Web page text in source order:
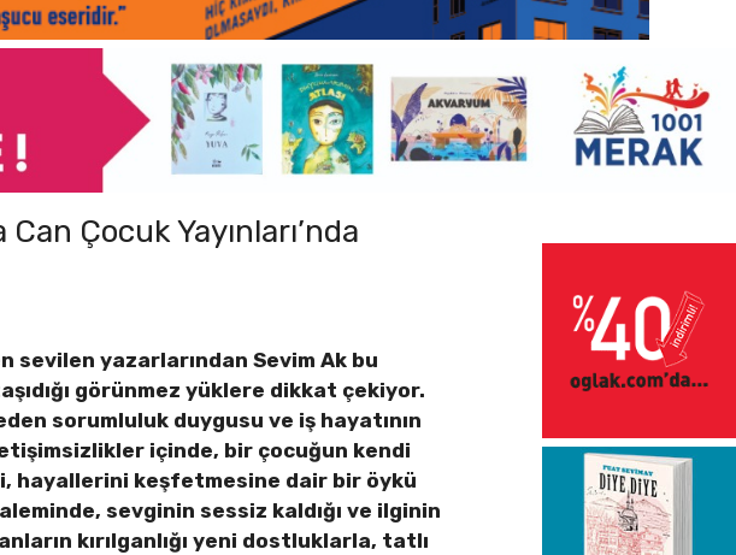
Can Çocuk Yayınları’nda
sevilen yazarlarından Sevim Ak bu
görünmez yüklere dikkat çekiyor.
sorumluluk duygusu ve iş hayatının
içinde, bir çocuğun kendi
hayallerini keşfetmesine dair bir öykü
sevginin sessiz kaldığı ve ilginin
kırılganlığı yeni dostluklarla, tatlı